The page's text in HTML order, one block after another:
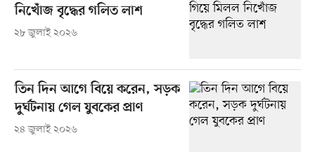
নিখোঁজ বৃদ্ধের গলিত লাশ
২৮ জুলাই ২০২৬
তিন দিন আগে বিয়ে করেন, সড়ক
দুর্ঘটনায় গেল যুবকের প্রাণ
২৪ জুলাই ২০২৬